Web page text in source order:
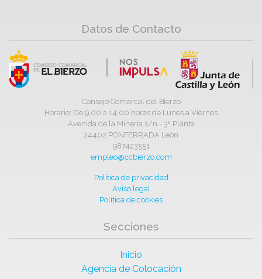
Datos de Contacto
Consejo Comarcal del Bierzo
Horario: De 9,00 a 14,00 horas de Lunes a Viernes
Avenida de la Minería s/n - 3ª Planta
24402 PONFERRADA León
987423551
empleo@ccbierzo.com
Política de privacidad
Aviso legal
Política de cookies
Secciones
Inicio
Agencia de Colocación